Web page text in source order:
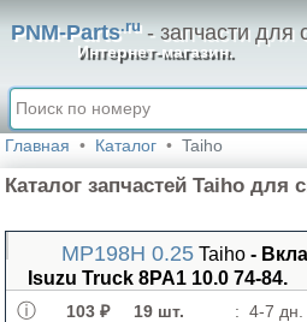
PNM-Parts.ru- запчасти для
Интернет-магазин.
Главная Каталог Taiho
Каталог запчастей Taiho для
MP198H 0.25 Taiho -
Isuzu Truck 8PA1 10.0 74-84.
103 ₽ 19 шт. : 4-7 дн.